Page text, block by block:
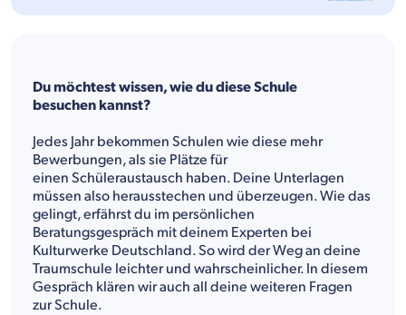
Du möchtest wissen, wie du diese Schule
besuchen kannst?
Jedes Jahr bekommen Schulen wie diese mehr
Bewerbungen, als sie Plätze für
einen Schüleraustausch haben. Deine Unterlagen
müssen also herausstechen und überzeugen. Wie das
gelingt, erfährst du im persönlichen
Beratungsgespräch mit deinem Experten bei
Kulturwerke Deutschland. So wird der Weg an deine
Traumschule leichter und wahrscheinlicher. In diesem
Gespräch klären wir auch all deine weiteren Fragen
zur Schule.